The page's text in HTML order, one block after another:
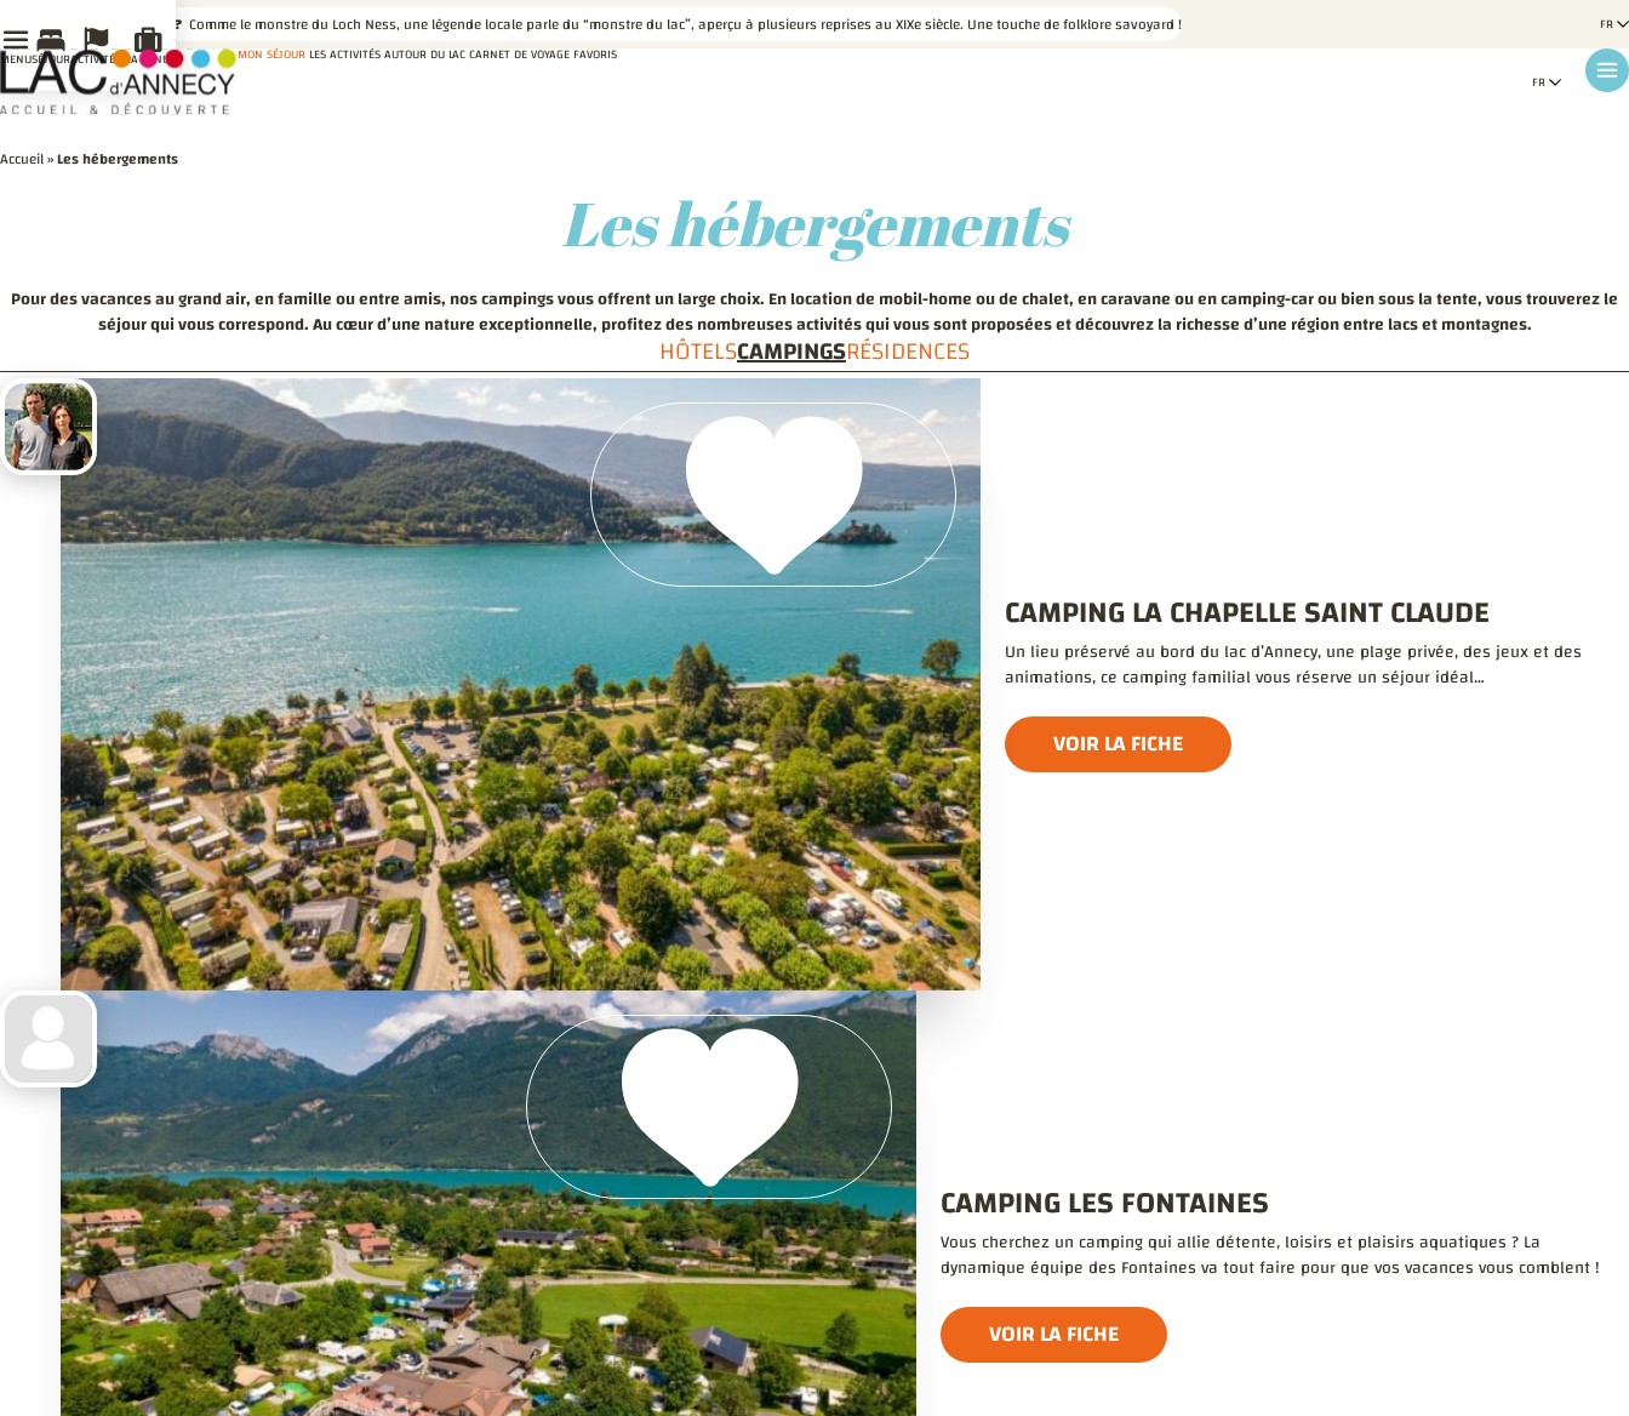
LE SAVIEZ-VOUS ? Comme le monstre du Loch Ness, une légende locale parle du “monstre du lac”, aperçu à plusieurs reprises au XIXe siècle. Une touche de folklore savoyard !
MON SÉJOUR LES ACTIVITÉS AUTOUR DU LACCARNET DE VOYAGE FAVORIS
MENUSÉJOURACTIVITÉS MA VENUE
Accueil»Les hébergements
Les hébergements
Pour des vacances au grand air, en famille ou entre amis, nos campings vous offrent un large choix. En location de mobil-home ou de chalet, en caravane ou en camping-car ou bien sous la tente, vous trouverez le
séjour qui vous correspond. Au cœur d’une nature exceptionnelle, profitez des nombreuses activités qui vous sont proposées et découvrez la richesse d’une région entre lacs et montagnes.
HÔTELSCAMPINGSRÉSIDENCES
CAMPING LA CHAPELLE SAINT CLAUDE
Un lieu préservé au bord du lac d’Annecy, une plage privée, des jeux et des
animations, ce camping familial vous réserve un séjour idéal…
VOIR LA FICHE
CAMPING LES FONTAINES
Vous cherchez un camping qui allie détente, loisirs et plaisirs aquatiques ? La
dynamique équipe des Fontaines va tout faire pour que vos vacances vous comblent !
VOIR LA FICHE